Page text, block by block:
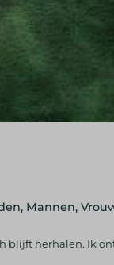
Mannen,
blijft herhalen. Ik